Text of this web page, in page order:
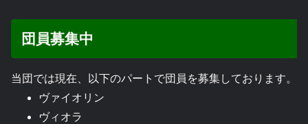
団員募集中
当団では現在、以下のパートで団員を募集しております。
ヴァイオリン
ヴィオラ